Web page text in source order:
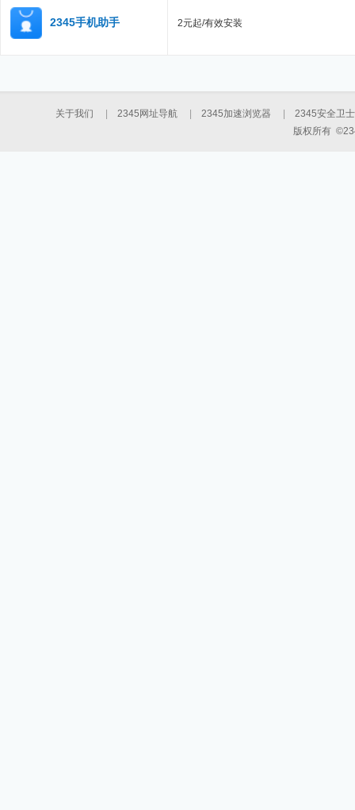
2345手机助手 2元起/有效安装
关于我们 2345网址导航 2345加速浏览器
2345安全卫士
版权所有